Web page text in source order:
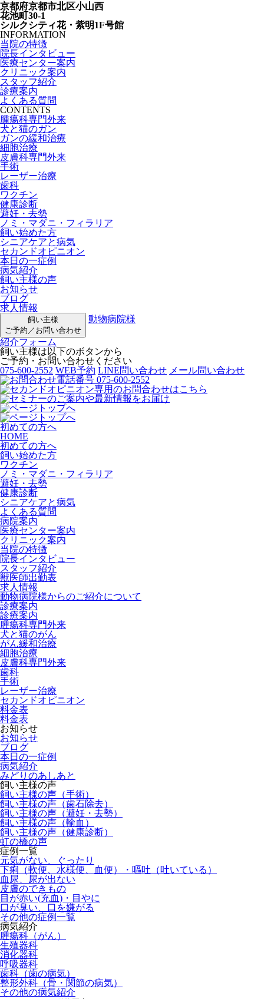
京都府京都市北区小山西
花池町30-1
シルクシティ花・紫明1F号館
INFORMATION
当院の特徴
院長インタビュー
医療センター案内
クリニック案内
スタッフ紹介
診療案内
よくある質問
CONTENTS
腫瘍科専門外来
犬と猫のガン
ガンの緩和治療
細胞治療
皮膚科専門外来
手術
レーザー治療
歯科
ワクチン
健康診断
避妊・去勢
ノミ・マダニ・フィラリア
飼い始めた方
シニアケアと病気
セカンドオピニオン
本日の一症例
病気紹介
飼い主様の声
お知らせ
ブログ
求人情報
飼い主様
ご予約／お問い合わせ
動物病院様
紹介フォーム
飼い主様は以下のボタンから
ご予約・お問い合わせください
075-600-2552 WEB予約 LINE問い合わせ メール問い合わせ
初めての方へ
HOME
初めての方へ
飼い始めた方
ワクチン
ノミ・マダニ・フィラリア
避妊・去勢
健康診断
シニアケアと病気
よくある質問
病院案内
医療センター案内
クリニック案内
当院の特徴
院長インタビュー
スタッフ紹介
獣医師出勤表
求人情報
動物病院様からのご紹介について
診療案内
診療案内
腫瘍科専門外来
犬と猫のがん
がん緩和治療
細胞治療
皮膚科専門外来
歯科
手術
レーザー治療
セカンドオピニオン
料金表
料金表
お知らせ
お知らせ
ブログ
本日の一症例
病気紹介
みどりのあしあと
飼い主様の声
飼い主様の声（手術）
飼い主様の声（歯石除去）
飼い主様の声（避妊・去勢）
飼い主様の声（輸血）
飼い主様の声（健康診断）
虹の橋の声
症例一覧
元気がない、ぐったり
下痢（軟便、水様便、血便）・嘔吐（吐いている）
血尿、尿が出ない
皮膚のできもの
目が赤い(充血)・目やに
口が臭い、口を嫌がる
その他の症例一覧
病気紹介
腫瘍科（がん）
生殖器科
消化器科
呼吸器科
歯科（歯の病気）
整形外科（骨・関節の病気）
その他の病気紹介